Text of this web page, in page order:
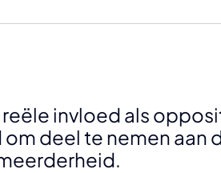
invloed als
deel te nemen aan